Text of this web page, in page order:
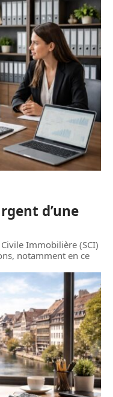
d’une
Immobilière (SCI)
notamment en ce